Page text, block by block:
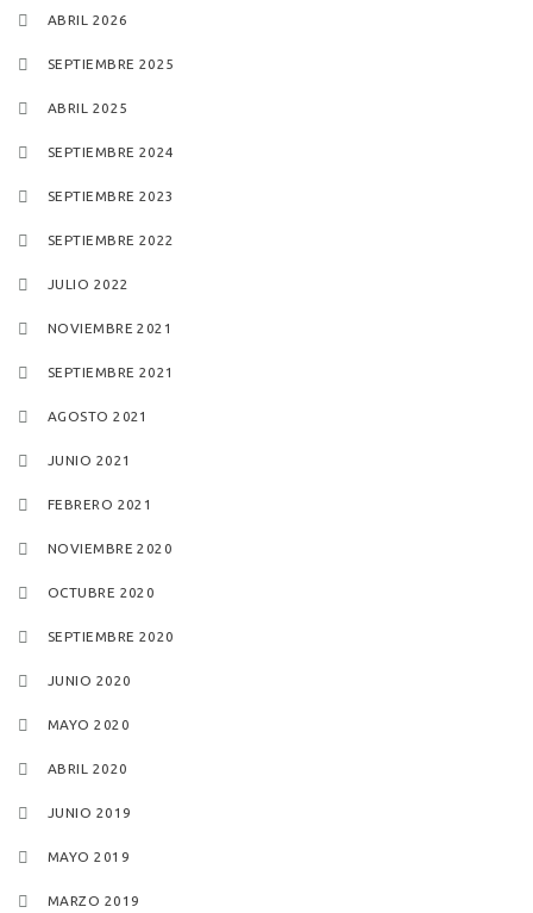
ABRIL 2026
SEPTIEMBRE 2025
ABRIL 2025
SEPTIEMBRE 2024
SEPTIEMBRE 2023
SEPTIEMBRE 2022
JULIO 2022
NOVIEMBRE 2021
SEPTIEMBRE 2021
AGOSTO 2021
JUNIO 2021
FEBRERO 2021
NOVIEMBRE 2020
OCTUBRE 2020
SEPTIEMBRE 2020
JUNIO 2020
MAYO 2020
ABRIL 2020
JUNIO 2019
MAYO 2019
MARZO 2019